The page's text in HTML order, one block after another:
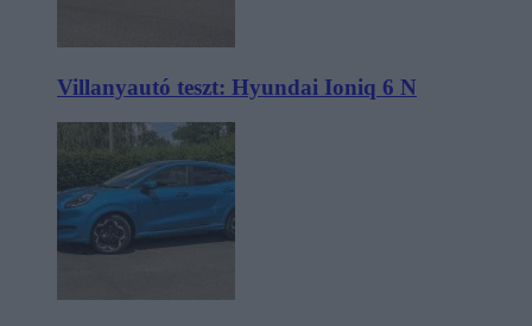
Villanyautó teszt: Hyundai Ioniq 6 N